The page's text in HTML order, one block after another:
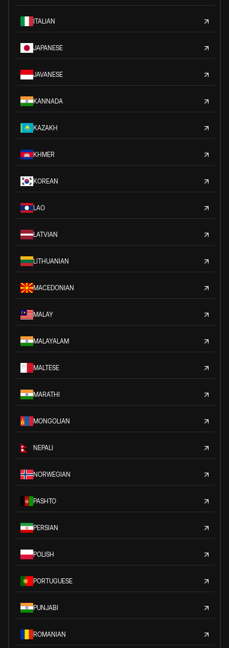
ITALIAN
JAPANESE
JAVANESE
KANNADA
KAZAKH
KHMER
KOREAN
LAO
LATVIAN
LITHUANIAN
MACEDONIAN
MALAY
MALAYALAM
MALTESE
MARATHI
MONGOLIAN
NEPALI
NORWEGIAN
PASHTO
PERSIAN
POLISH
PORTUGUESE
PUNJABI
ROMANIAN